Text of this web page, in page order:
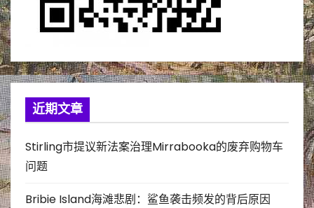
近期文章
Stirling市提议新法案治理Mirrabooka的废弃购物车
问题
Bribie Island海滩悲剧：鲨鱼袭击频发的背后原因